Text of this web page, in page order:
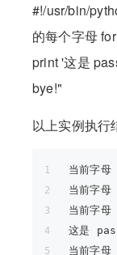
#!/usr/bin/
的每个字母
print '这是
bye!"
以上实例执行
当前字
当前字
当前字
这是
当前字